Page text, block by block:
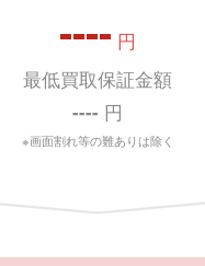
---- 円
最低買取保証金額
---- 円
※画面割れ等の難ありは除く